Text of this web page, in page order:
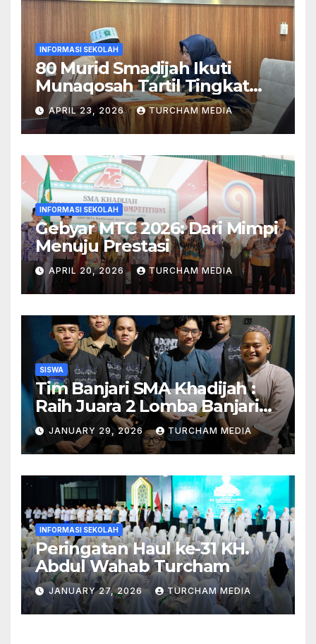
INFORMASI SEKOLAH
80 Murid Smadijah Ikuti
Munaqosah Tartil Tingkat
Yayasan Khadijah
APRIL 23, 2026 TURCHAM MEDIA
INFORMASI SEKOLAH
Gebyar MTC 2026: Dari Mimpi
Menuju Prestasi
APRIL 20, 2026 TURCHAM MEDIA
SISWA
Tim Banjari SMA Khadijah :
Raih Juara 2 Lomba Banjari
Tingkat se-Surabaya!
JANUARY 29, 2026 TURCHAM MEDIA
INFORMASI SEKOLAH
Peringatan Haul ke-31 KH.
Abdul Wahab Turcham
JANUARY 27, 2026 TURCHAM MEDIA